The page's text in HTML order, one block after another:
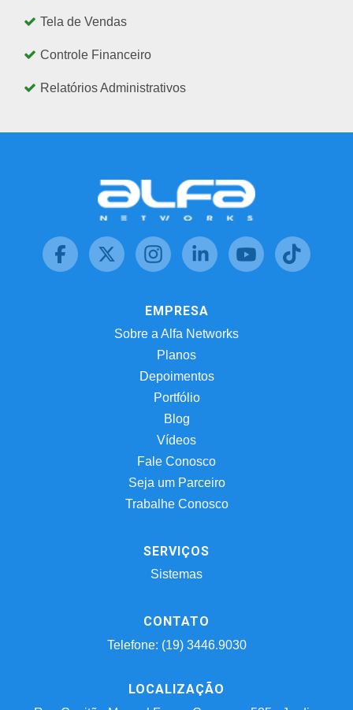
Tela de Vendas
Controle Financeiro
Relatórios Administrativos
EMPRESA
Sobre a Alfa Networks
Planos
Depoimentos
Portfólio
Blog
Vídeos
Fale Conosco
Seja um Parceiro
Trabalhe Conosco
SERVIÇOS
Sistemas
CONTATO
Telefone: (19) 3446.9030
LOCALIZAÇÃO